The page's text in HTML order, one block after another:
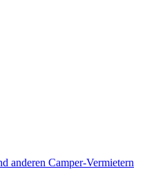
anderen Camper-Vermietern